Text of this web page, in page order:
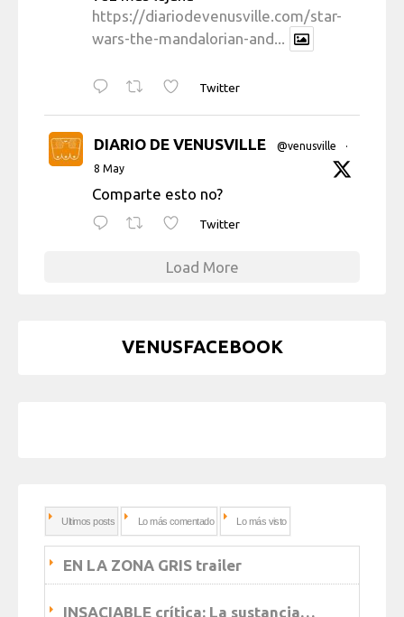
https://diariodevenusville.com/star-
wars-the-mandalorian-and...
Twitter
DIARIO DE VENUSVILLE @venusville
·
8 May
Comparte esto no?
Twitter
Load More
VENUSFACEBOOK
Ultimos posts Lo más comentado Lo más visto
EN LA ZONA GRIS trailer
INSACIABLE crítica: La sustancia…